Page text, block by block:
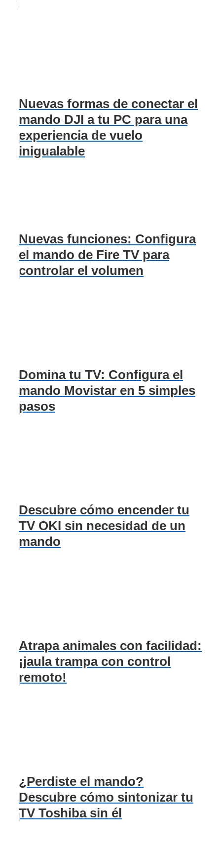
Nuevas formas de conectar el
mando DJI a tu PC para una
experiencia de vuelo
inigualable
Nuevas funciones: Configura
el mando de Fire TV para
controlar el volumen
Domina tu TV: Configura el
mando Movistar en 5 simples
pasos
Descubre cómo encender tu
TV OKI sin necesidad de un
mando
Atrapa animales con facilidad:
¡jaula trampa con control
remoto!
¿Perdiste el mando?
Descubre cómo sintonizar tu
TV Toshiba sin él